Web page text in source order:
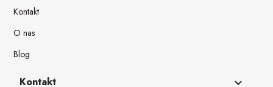
Kontakt
O nas
Blog
Kontakt keyboard_arrow_down